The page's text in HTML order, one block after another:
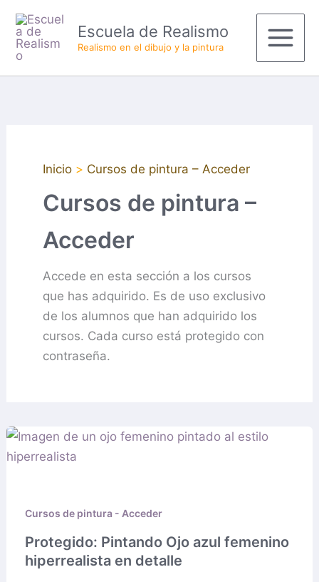
contenido
Escuela de Realismo
Realismo en el dibujo y la pintura
Main
Menu
Inicio Cursos de pintura – Acceder
Cursos de pintura –
Acceder
Accede en esta sección a los cursos
que has adquirido. Es de uso exclusivo
de los alumnos que han adquirido los
cursos. Cada curso está protegido con
contraseña.
Cursos de pintura - Acceder
Protegido: Pintando Ojo azul femenino
hiperrealista en detalle
Protegido:
Pintando
femenino
hiperrealista
en